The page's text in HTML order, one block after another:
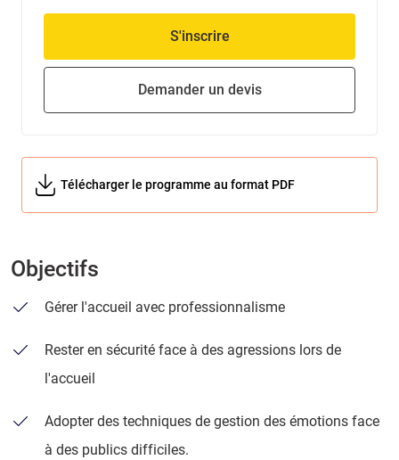
S'inscrire
Demander un devis
Télécharger le programme au format PDF
Objectifs
Gérer l'accueil avec professionnalisme
Rester en sécurité face à des agressions lors de
l'accueil
Adopter des techniques de gestion des émotions face
à des publics difficiles.